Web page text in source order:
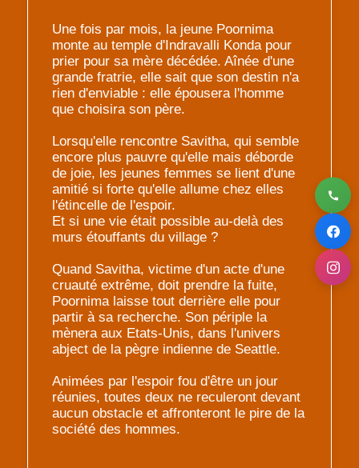
Une fois par mois, la jeune Poornima
monte au temple d'Indravalli Konda pour
prier pour sa mère décédée. Aînée d'une
grande fratrie, elle sait que son destin n'a
rien d'enviable : elle épousera l'homme
que choisira son père.
Lorsqu'elle rencontre Savitha, qui semble
encore plus pauvre qu'elle mais déborde
de joie, les jeunes femmes se lient d'une
amitié si forte qu'elle allume chez elles
l'étincelle de l'espoir.
Et si une vie était possible au-delà des
murs étouffants du village ?
Quand Savitha, victime d'un acte d'une
cruauté extrême, doit prendre la fuite,
Poornima laisse tout derrière elle pour
partir à sa recherche. Son périple la
mènera aux Etats-Unis, dans l'univers
abject de la pègre indienne de Seattle.
Animées par l'espoir fou d'être un jour
réunies, toutes deux ne reculeront devant
aucun obstacle et affronteront le pire de la
société des hommes.